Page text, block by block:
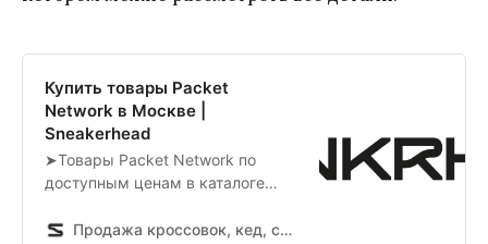
Купить товары Packet
Network в Москве |
Sneakerhead
➤Товары Packet Network по
доступным ценам в каталоге
✔Оригинальная продукция 🚚
Продажа кроссовок, кед, спортивной обуви и одежды в интернет магазине Sneakerhead